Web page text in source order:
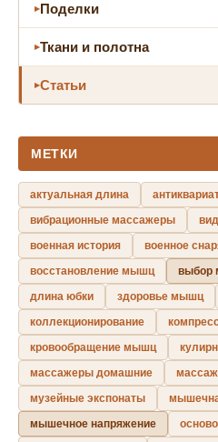
Поделки
Ткани и полотна
Статьи
МЕТКИ
актуальная длина
вибрационные массажеры
военная история
военное
восстановление мышц
выбор
длина юбки
здоровье мышц
коллекционирование
кровообращение мышц
массажеры домашние
музейные экспонаты
мышечное напряжение